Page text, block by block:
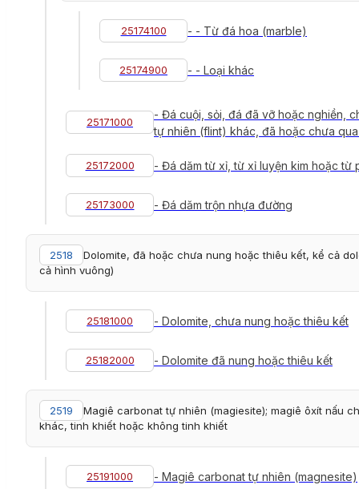
25174100 - - Từ đá hoa (marble)
25174900 - - Loại khác
25171000
- Đá cuội, sỏi, đá đã vỡ hoặc nghiền,
tự nhiên (flint) khác, đã hoặc chưa
25172000 - Đá dăm từ xỉ, từ xỉ luyện kim hoặc từ
25173000 - Đá dăm trộn nhựa đường
2518
Dolomite, đã hoặc chưa nung hoặc thiêu kết, kể cả
cả hình vuông)
25181000 - Dolomite, chưa nung hoặc thiêu kết
25182000 - Dolomite đã nung hoặc thiêu kết
2519
Magiê carbonat tự nhiên (magiesite); magiê ôxít nấu
khác, tinh khiết hoặc không tinh khiết
25191000 - Magiê carbonat tự nhiên (magnesite)